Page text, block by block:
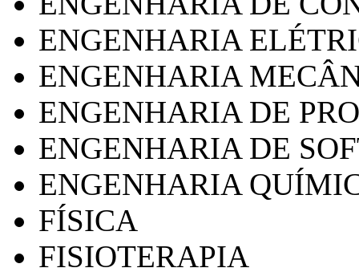
ENGENHARIA
ENGENHARIA
ENGENHARIA DE
ENGENHARIA DE
ENGENHARIA
FÍSICA
FISIOTERAPIA